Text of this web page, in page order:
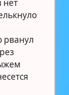
нет
рванул